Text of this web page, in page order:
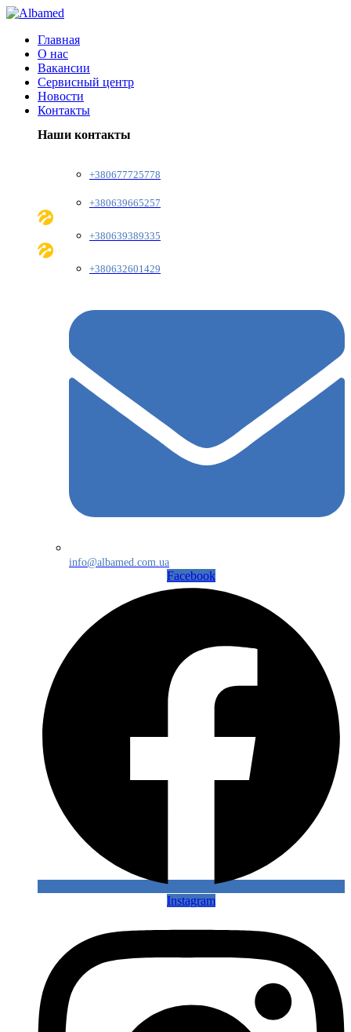
Главная
О нас
Вакансии
Сервисный центр
Новости
Контакты
Наши контакты
+380677725778
+380639665257
+380639389335
+380632601429
info@albamed.com.ua
Facebook
Instagram